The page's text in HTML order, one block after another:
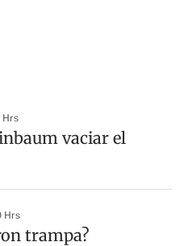
Hrs
vaciar el
Hrs
trampa?